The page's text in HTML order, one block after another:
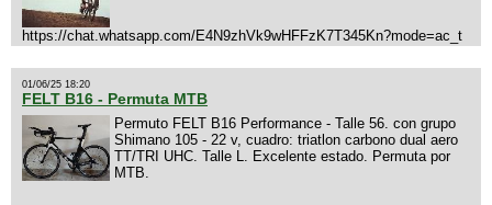
https://chat.whatsapp.com/E4N9zhVk9wHFFzK7T345Kn?mode=ac_t
01/06/25 18:20
FELT B16 - Permuta MTB
Permuto FELT B16 Performance - Talle 56. con grupo
Shimano 105 - 22 v, cuadro: triatlon carbono dual aero
TT/TRI UHC. Talle L. Excelente estado. Permuta por
MTB.